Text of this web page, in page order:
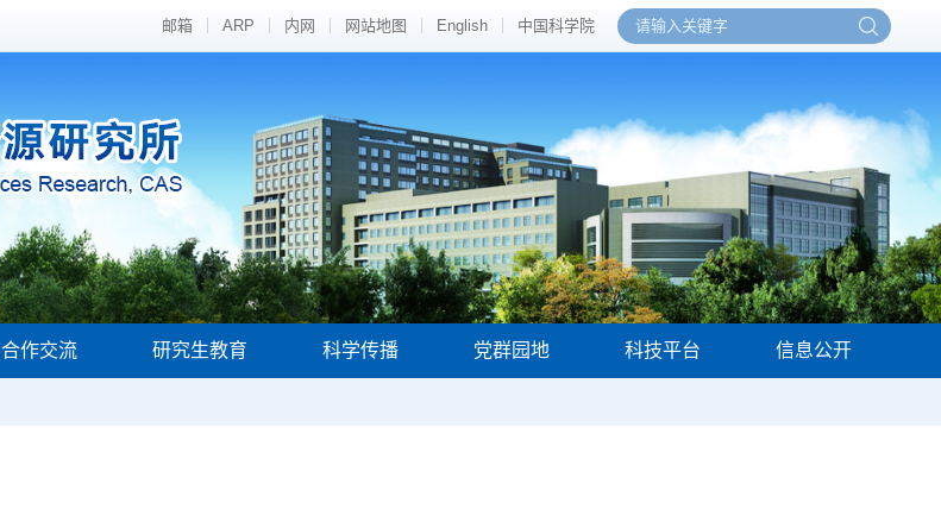
邮箱 ARP 内网 网站地图 English 中国科学院
合作交流 研究生教育 科学传播 党群园地 科技平台 信息公开